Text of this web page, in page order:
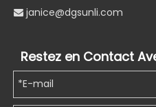
 janice@dgsunli.com
Restez en Contact